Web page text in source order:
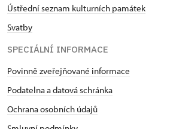
Ústřední seznam kulturních památek
Svatby
SPECIÁLNÍ INFORMACE
Povinně zveřejňované informace
Podatelna a datová schránka
Ochrana osobních údajů